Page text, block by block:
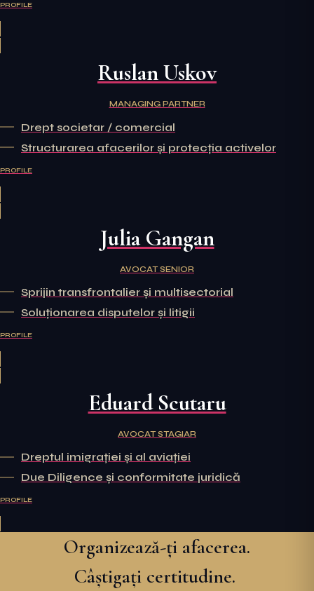
PROFILE
Ruslan Uskov
MANAGING PARTNER
Drept societar / comercial
Structurarea afacerilor și protecția activelor
PROFILE
Julia Gangan
AVOCAT SENIOR
Sprijin transfrontalier și multisectorial
Soluționarea disputelor și litigii
PROFILE
Eduard Scutaru
AVOCAT STAGIAR
Dreptul imigrației și al aviației
Due Diligence și conformitate juridică
PROFILE
Organizează-ți afacerea.
Câștigați certitudine.